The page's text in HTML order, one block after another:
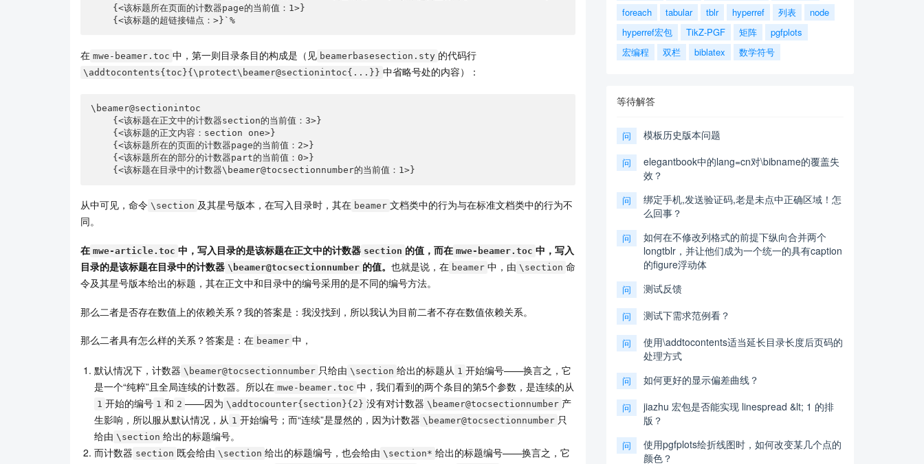
    {<该标题的超链接锚点：>}`%
在 mwe-beamer.toc 中，第一则目录条目的构成是（见 beamerbasesection.sty 的代码行
\addtocontents{toc}{\protect\beamer@sectionintoc{...}} 中省略号处的内容）：
\beamer@sectionintoc
    {<该标题在目录中的计数器\beamer@tocsectionnumber的当前值：1>}
从中可见，命令 \section 及其星号版本，在写入目录时，其在 beamer 文档类中的行为与在标准文档类中的行为不
同。
在 mwe-article.toc 中，写入目录的是该标题在正文中的计数器 section 的值，而在 mwe-beamer.toc 中，写入
目录的是该标题在目录中的计数器 \beamer@tocsectionnumber 的值。 也就是说，在 beamer 中，由 \section 命
令及其星号版本给出的标题，其在正文中和目录中的编号采用的是不同的编号方法。
那么二者是否存在数值上的依赖关系？我的答案是：我没找到，所以我认为目前二者不存在数值依赖关系。
那么二者具有怎么样的关系？答案是：在 beamer 中，
默认情况下，计数器 \beamer@tocsectionnumber 只给由 \section 给出的标题从 1 开始编号——换言之，它
是一个“纯粹”且全局连续的计数器。所以在 mwe-beamer.toc 中，我们看到的两个条目的第5个参数，是连续的从
1 开始的编号 1 和 2 ——因为 \addtocounter{section}{2} 没有对计数器 \beamer@tocsectionnumber 产
生影响，所以服从默认情况，从 1 开始编号；而“连续”是显然的，因为计数器 \beamer@tocsectionnumber 只
给由 \section 给出的标题编号。
而计数器 section 既会给由 \section 给出的标题编号，也会给由 \section* 给出的标题编号——换言之，它
foreach
tabular tblr hyperref 列表
node
hyperref宏包
TikZ-PGF 矩阵
pgfplots
宏编程
双栏 biblatex 数学符号
等待解答
问 模板历史版本问题
问
elegantbook中的lang=cn对\bibname的覆盖失
效？
问
绑定手机,发送验证码,老是未点中正确区域！怎
么回事？
问
如何在不修改列格式的前提下纵向合并两个
longtblr，并让他们成为一个统一的具有caption
的figure浮动体
问 测试反馈
问 测试下需求范例看？
问
使用\addtocontents适当延长目录长度后页码的
处理方式
问 如何更好的显示偏差曲线？
问
jiazhu 宏包是否能实现 linespread &lt; 1 的排
版？
问
使用pgfplots绘折线图时，如何改变某几个点的
颜色？